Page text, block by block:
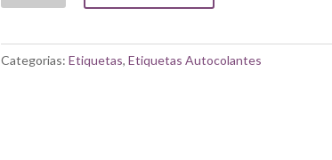
ABEÇEDÁRIO
Categorias:Etiquetas,Etiquetas Autocolantes